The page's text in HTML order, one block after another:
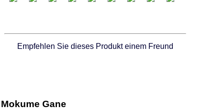
Empfehlen Sie dieses Produkt einem Freund
Mokume Gane